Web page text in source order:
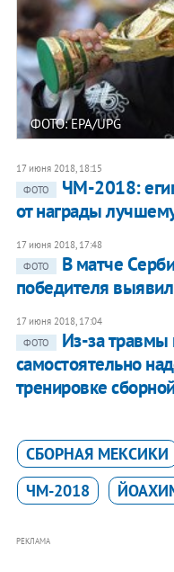
ФОТО: EPA/UPG
17 июня 2018, 18:15
ФОТО
ЧМ-2018:
от награды
17 июня 2018, 17:48
ФОТО
В матче
победителя
17 июня 2018, 17:04
ФОТО
Из-за травмы
самостоятельно
тренировке
СБОРНАЯ МЕКСИКИ
ЧМ-2018
РЕКЛАМА